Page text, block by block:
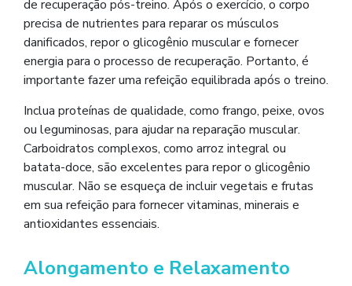
de recuperação pós-treino. Após o exercício, o corpo
precisa de nutrientes para reparar os músculos
danificados, repor o glicogênio muscular e fornecer
energia para o processo de recuperação. Portanto, é
importante fazer uma refeição equilibrada após o treino.
Inclua proteínas de qualidade, como frango, peixe, ovos
ou leguminosas, para ajudar na reparação muscular.
Carboidratos complexos, como arroz integral ou
batata-doce, são excelentes para repor o glicogênio
muscular. Não se esqueça de incluir vegetais e frutas
em sua refeição para fornecer vitaminas, minerais e
antioxidantes essenciais.
Alongamento e Relaxamento